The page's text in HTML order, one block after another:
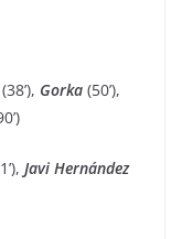
(38’), Gorka (50’),
Javi Hernández